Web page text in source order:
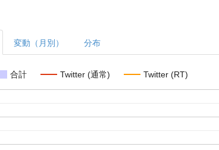
変動（月別） 分布
合計 Twitter (通常) Twitter (RT)